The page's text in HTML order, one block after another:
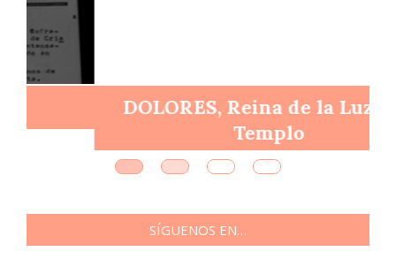
DOLORES, Reina de la Luz y el
Templo
SÍGUENOS EN…